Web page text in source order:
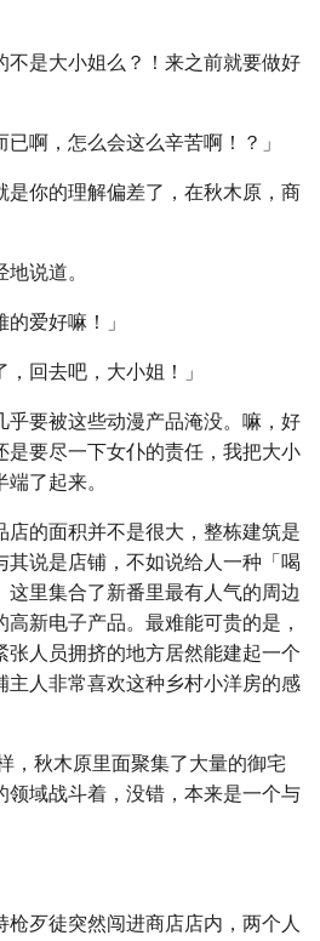
不是大小姐么？！来之前就要做好
已啊，怎么会这么辛苦啊！？」
是你的理解偏差了，在秋木原，商
说道。
的爱好嘛！」
，回去吧，大小姐！」
乎要被这些动漫产品淹没。嘛，好
是要尽一下女仆的责任，我把大小
了起来。
店的面积并不是很大，整栋建筑是
其说是店铺，不如说给人一种「喝
里集合了新番里最有人气的周边
新电子产品。最难能可贵的是，
张人员拥挤的地方居然能建起一个
主人非常喜欢这种乡村小洋房的感
，秋木原里面聚集了大量的御宅
领域战斗着，没错，本来是一个与
枪歹徒突然闯进商店店内，两个人